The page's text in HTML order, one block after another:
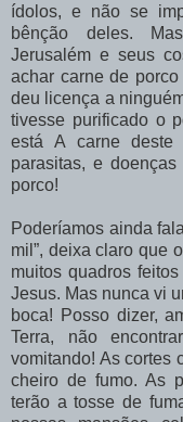
ídolos, e não se
bênção deles.
Jerusalém e seus
achar carne de
deu licença a
tivesse purificado o
está A carne
parasitas, e
porco!
Poderíamos ainda
mil”, deixa claro que
muitos quadros
Jesus. Mas nunca vi
boca! Posso dizer,
Terra, não
vomitando! As cortes
cheiro de fumo. As
terão a tosse de